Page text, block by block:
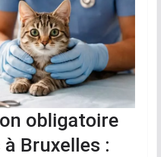
obligatoire
Bruxelles :